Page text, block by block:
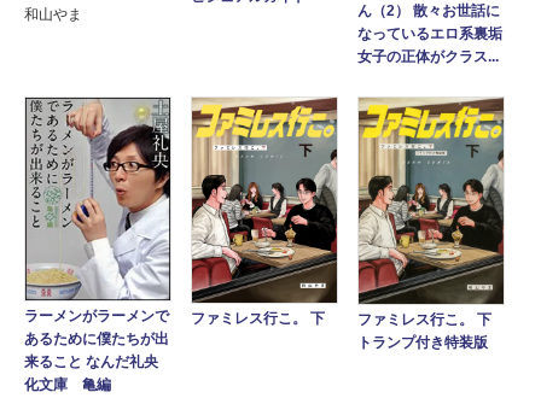
和山やま
ん（2） 散々お世話に
なっているエロ系裏垢
女子の正体がクラス...
ラーメンがラーメンで
あるために僕たちが出
来ること なんだ礼央
化文庫 亀編
ファミレス行こ。 下
ファミレス行こ。 下
トランプ付き特装版